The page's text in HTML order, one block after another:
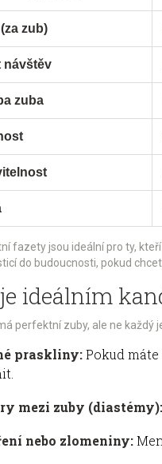
zub)
návštěv
zuba
fazety jsou ideální pro ty,
do budoucnosti, pokud
ideálním
perfektní zuby, ale ne
praskliny:Pokud
mezi zuby (diastémy):
nebo zlomeniny: